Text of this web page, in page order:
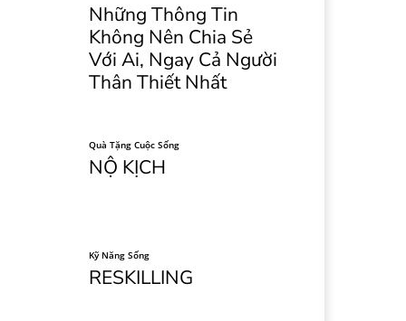
Những Thông Tin
Không Nên Chia Sẻ
Với Ai, Ngay Cả Người
Thân Thiết Nhất
Quà Tặng Cuộc Sống
NỘ KỊCH
Kỹ Năng Sống
RESKILLING